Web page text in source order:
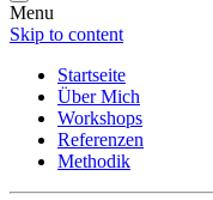
Menu
Skip to content
Startseite
Über Mich
Workshops
Referenzen
Methodik